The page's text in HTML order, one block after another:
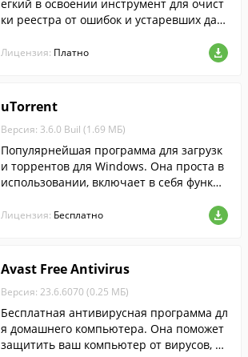
егкий в освоении инструмент для очист
ки реестра от ошибок и устаревших дан
Лицензия: Платно
uTorrent
Версия: 3.6.0 Buil (1.69 МБ)
Популярнейшая программа для загрузк
и торрентов для Windows. Она проста в
использовании, включает в себя функци
ое количество настроек.
Лицензия: Бесплатно
Avast Free Antivirus
Версия: 23.6.6070 (0.25 МБ)
Бесплатная антивирусная программа дл
я домашнего компьютера. Она поможет
защитить ваш компьютер от вирусов, тр